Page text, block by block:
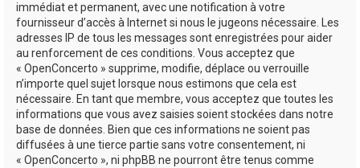
immédiat et permanent, avec une notification à votre
fournisseur d’accès à Internet si nous le jugeons nécessaire. Les
adresses IP de tous les messages sont enregistrées pour aider
au renforcement de ces conditions. Vous acceptez que
« OpenConcerto » supprime, modifie, déplace ou verrouille
n’importe quel sujet lorsque nous estimons que cela est
nécessaire. En tant que membre, vous acceptez que toutes les
informations que vous avez saisies soient stockées dans notre
base de données. Bien que ces informations ne soient pas
diffusées à une tierce partie sans votre consentement, ni
« OpenConcerto », ni phpBB ne pourront être tenus comme